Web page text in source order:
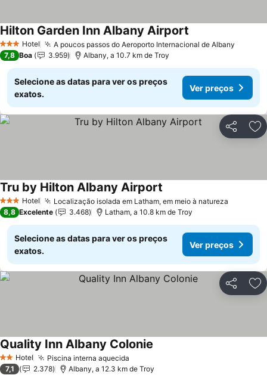
3 EstrelasHotel A poucos passos do Aeroporto Internacional de Albany
Hilton Garden Inn Albany Airport
7,8 Boa 3.959 Albany, a 10.7 km de Troy
Selecione as datas para ver os preços
exatos.
Ver preços
Partilhar
3 EstrelasHotel Localização isolada em Latham, em meio à natureza
Tru by Hilton Albany Airport
8,8 Excelente 3.468 Latham, a 10.8 km de Troy
Selecione as datas para ver os preços
exatos.
Ver preços
Partilhar
2 Estrelas
Hotel Piscina interna aquecida
Quality Inn Albany Colonie
7,1 2.378 Albany, a 12.3 km de Troy